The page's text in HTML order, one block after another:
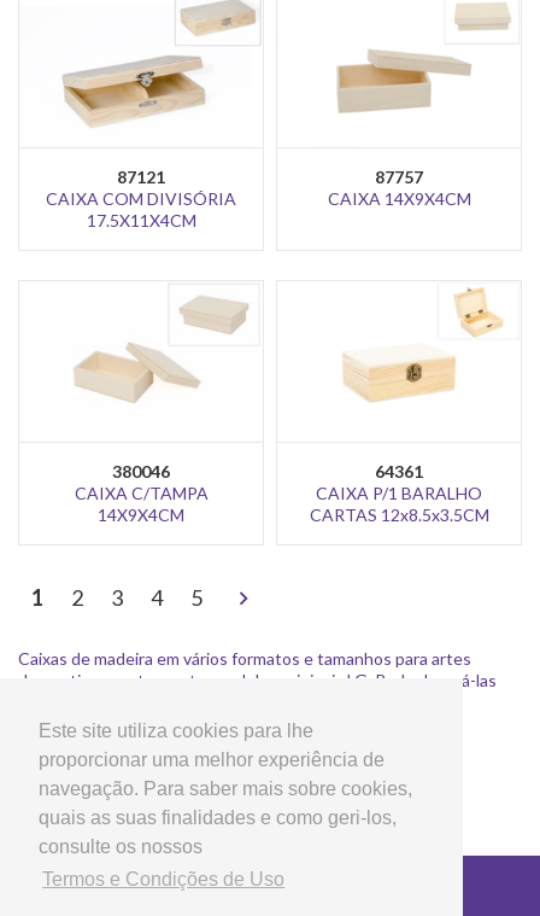
Este site utiliza cookies para lhe
proporcionar uma melhor experiência de
navegação. Para saber mais sobre cookies,
quais as suas finalidades e como geri-los,
consulte os nossos
Termos e Condições de Uso
87121
CAIXA COM DIVISÓRIA
17.5X11X4CM
87757
CAIXA 14X9X4CM
380046
CAIXA C/TAMPA
14X9X4CM
64361
CAIXA P/1 BARALHO
CARTAS 12x8.5x3.5CM
1 2 3 4 5
Caixas de madeira em vários formatos e tamanhos para artes
decorativas e artesanato, modelos originais LG. Pode decorá-las
Copyright © 2026 LG Arts Crafts Todos os direitos